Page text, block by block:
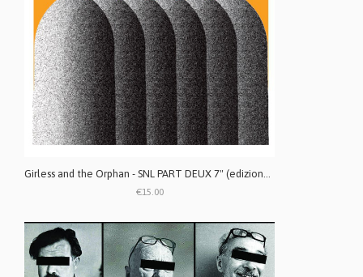
Girless and the Orphan - SNL PART DEUX 7" (edizione limitata)
€15.00